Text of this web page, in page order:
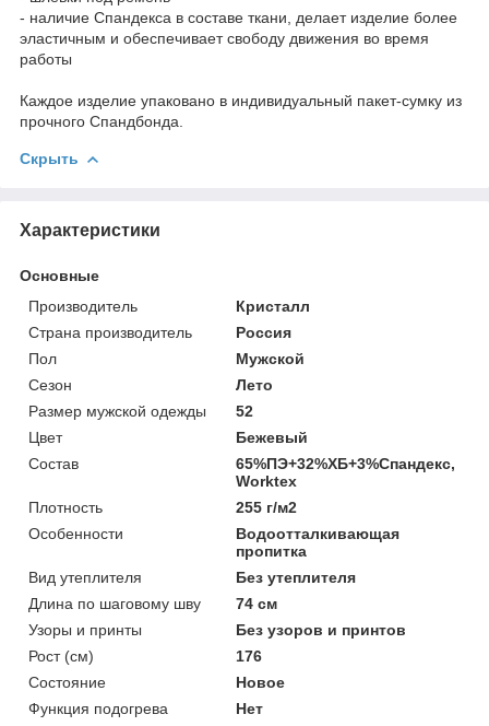
- наличие Спандекса в составе ткани, делает изделие более
эластичным и обеспечивает свободу движения во время
работы
Каждое изделие упаковано в индивидуальный пакет-сумку из
прочного Спандбонда.
Скрыть
Характеристики
Основные
Производитель
Кристалл
Страна производитель
Россия
Пол
Мужской
Сезон
Лето
Размер мужской одежды
52
Цвет
Бежевый
Состав
65%ПЭ+32%ХБ+3%Спандекс,
Worktex
Плотность
255 г/м2
Особенности
Водоотталкивающая
пропитка
Вид утеплителя
Без утеплителя
Длина по шаговому шву
74 см
Узоры и принты
Без узоров и принтов
Рост (см)
176
Состояние
Новое
Функция подогрева
Нет